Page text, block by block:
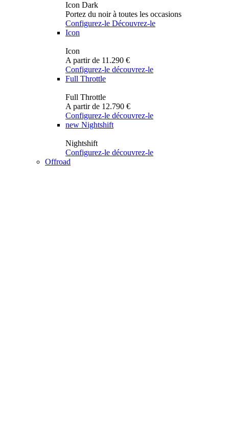
Icon Dark
Portez du noir à toutes les occasions
Configurez-le Découvrez-le
Icon
Icon
A partir de 11.290 €
Configurez-le découvrez-le
Full Throttle
Full Throttle
A partir de 12.790 €
Configurez-le découvrez-le
new Nightshift
Nightshift
Configurez-le découvrez-le
Offroad